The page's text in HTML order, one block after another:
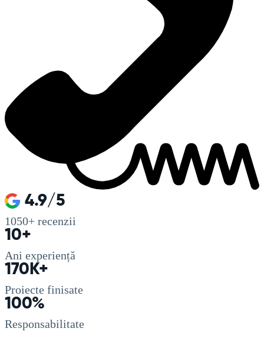
4.9/5
1050+ recenzii
10+
Ani experiență
170K+
Proiecte finisate
100%
Responsabilitate